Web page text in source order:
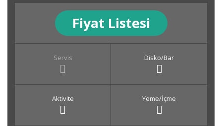
Fiyat Listesi
Servis Disko/Bar
Aktivite Yeme/İçme